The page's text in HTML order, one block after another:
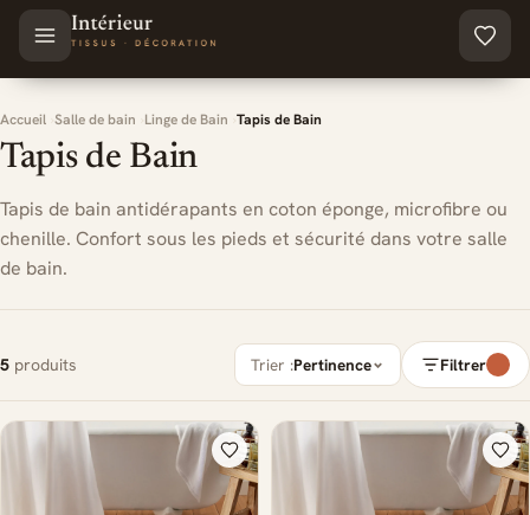
Aller au contenu principal
Accueil Salle de bain Linge de Bain Tapis de Bain
Tapis de Bain
Tapis de bain antidérapants en coton éponge, microfibre ou
chenille. Confort sous les pieds et sécurité dans votre salle
de bain.
5 produits Trier :Pertinence Filtrer